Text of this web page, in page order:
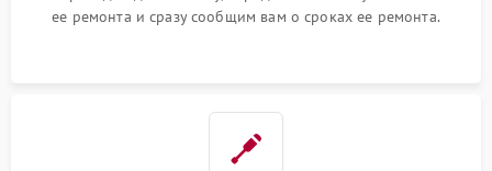
ее ремонта и сразу сообщим вам о сроках ее ремонта.